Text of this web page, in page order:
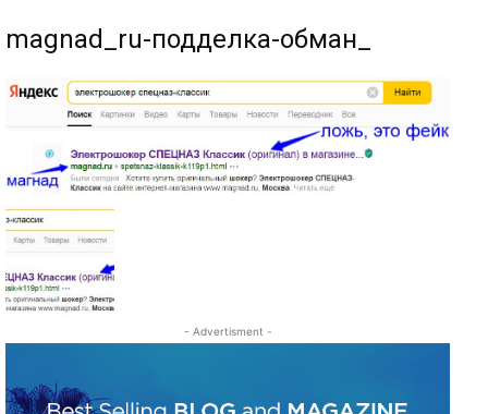
magnad_ru-подделка-обман_
- Advertisment -